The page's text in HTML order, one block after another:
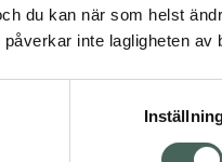
du kan när som helst
inte lagligheten av